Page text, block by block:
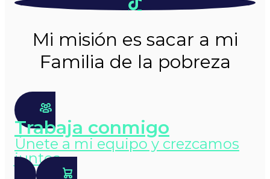
Mi misión es sacar a mi
Familia de la pobreza
Trabaja conmigo
Únete a mi equipo y crezcamos
juntos